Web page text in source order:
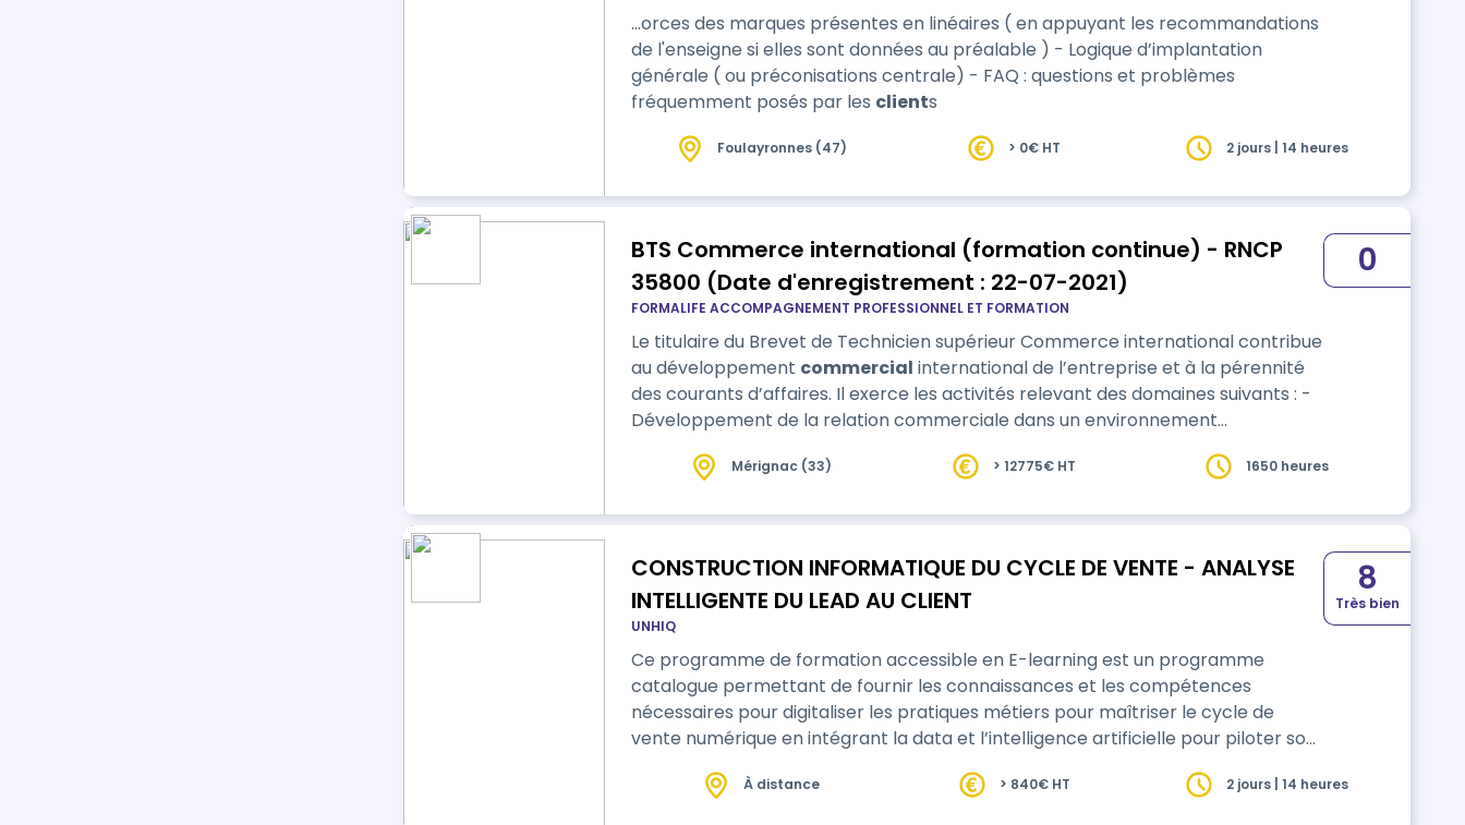
…orces des marques présentes en linéaires ( en appuyant les recommandations
de l'enseigne si elles sont données au préalable ) - Logique d’implantation
générale ( ou préconisations centrale) - FAQ : questions et problèmes
fréquemment posés par les clients
Foulayronnes (47) > 0€ HT 2 jours | 14 heures
BTS Commerce international (formation continue) - RNCP
35800 (Date d'enregistrement : 22-07-2021)
FORMALIFE ACCOMPAGNEMENT PROFESSIONNEL ET FORMATION
Le titulaire du Brevet de Technicien supérieur Commerce international contribue
au développement commercial
des courants d’affaires. Il exerce les activités relevant des domaines suivants : -
Développement de la relation commerciale dans un environnement
0
Mérignac (33) > 12775€ HT 1650 heures
CONSTRUCTION INFORMATIQUE DU CYCLE DE VENTE - ANALYSE
INTELLIGENTE DU LEAD AU CLIENT
UNHIQ
Ce programme de formation accessible en E-learning est un programme
catalogue permettant de fournir les connaissances et les compétences
nécessaires pour digitaliser les pratiques métiers pour maîtriser le cycle de
vente numérique en intégrant la data et l’intelligence artificielle pour piloter son
sera capable de structurer son cycle de vente digitalisé et piloter son activité
8
Très bien
À distance > 840€ HT 2 jours | 14 heures